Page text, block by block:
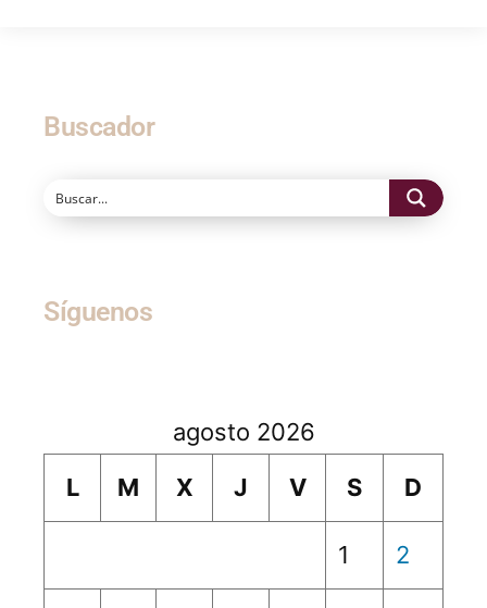
Buscador
Síguenos
agosto 2026
L
M X J V S D
1 2